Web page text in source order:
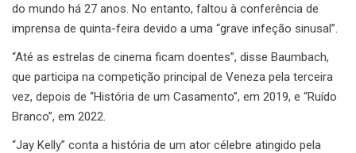
do mundo há 27 anos. No entanto, faltou à conferência de
imprensa de quinta-feira devido a uma “grave infeção sinusal”.
“Até as estrelas de cinema ficam doentes”, disse Baumbach,
que participa na competição principal de Veneza pela terceira
vez, depois de “História de um Casamento”, em 2019, e “Ruído
Branco”, em 2022.
“Jay Kelly” conta a história de um ator célebre atingido pela